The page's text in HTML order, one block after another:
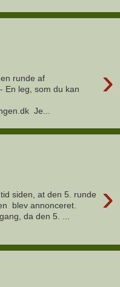
›
runde af
En leg, som du kan
Je...
›
siden, at den 5. runde
blev annonceret.
da den 5. ...